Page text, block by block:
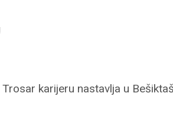
karijeru nastavlja u